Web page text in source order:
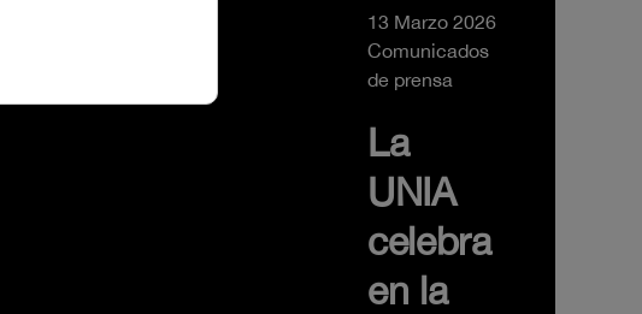
13 Marzo 2026
Comunicados
de prensa
La
UNIA
celebra
en la